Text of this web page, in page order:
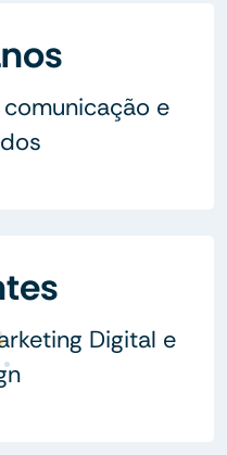
e
Digital e